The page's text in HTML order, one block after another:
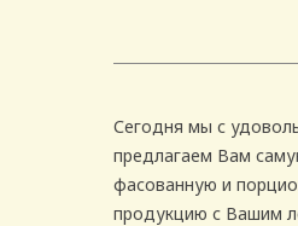
Сегодня мы с
предлагаем Вам
фасованную и
продукцию с Вашим